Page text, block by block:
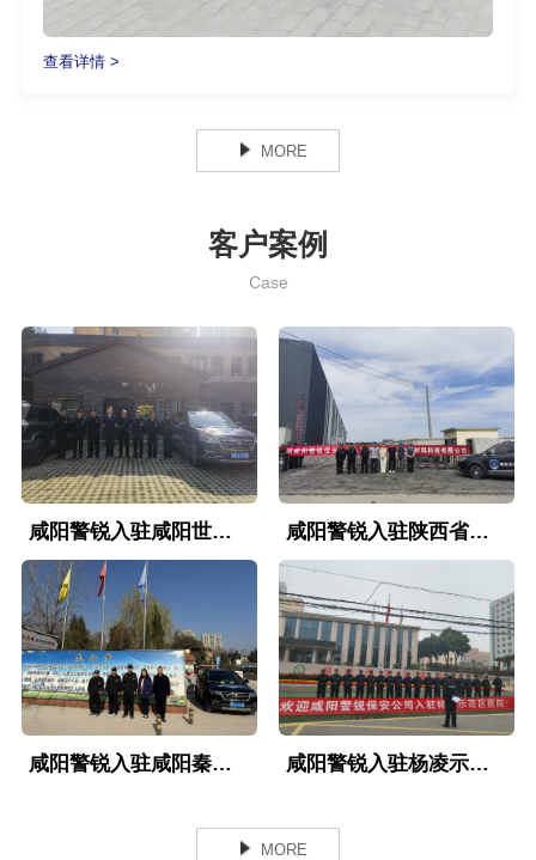
查看详情 >
MORE
客户案例
Case
咸阳警锐入驻咸阳世纪优盘小区 ​咸阳警锐入驻陕西省西安市西咸新区沣东新城先进钛合金材料产业园
咸阳警锐入驻咸阳秦虹气体制造厂 咸阳警锐入驻杨凌示范区医院
MORE